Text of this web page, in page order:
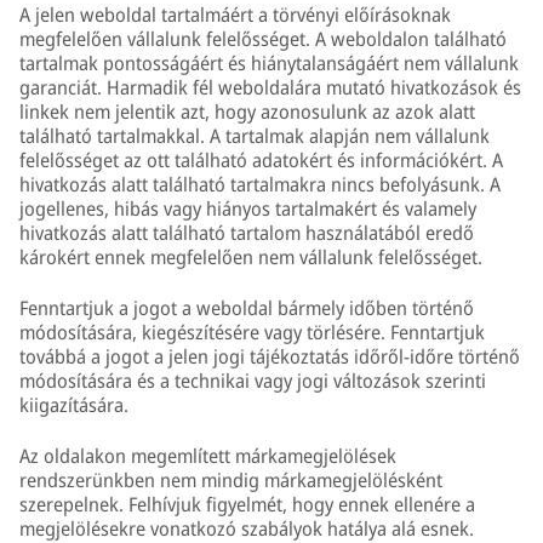
A jelen weboldal tartalmáért a törvényi előírásoknak
megfelelően vállalunk felelősséget. A weboldalon található
tartalmak pontosságáért és hiánytalanságáért nem vállalunk
garanciát. Harmadik fél weboldalára mutató hivatkozások és
linkek nem jelentik azt, hogy azonosulunk az azok alatt
található tartalmakkal. A tartalmak alapján nem vállalunk
felelősséget az ott található adatokért és információkért. A
hivatkozás alatt található tartalmakra nincs befolyásunk. A
jogellenes, hibás vagy hiányos tartalmakért és valamely
hivatkozás alatt található tartalom használatából eredő
károkért ennek megfelelően nem vállalunk felelősséget.
Fenntartjuk a jogot a weboldal bármely időben történő
módosítására, kiegészítésére vagy törlésére. Fenntartjuk
továbbá a jogot a jelen jogi tájékoztatás időről-időre történő
módosítására és a technikai vagy jogi változások szerinti
kiigazítására.
Az oldalakon megemlített márkamegjelölések
rendszerünkben nem mindig márkamegjelölésként
szerepelnek. Felhívjuk figyelmét, hogy ennek ellenére a
megjelölésekre vonatkozó szabályok hatálya alá esnek.